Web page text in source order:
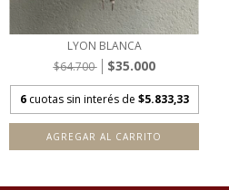
LYON BLANCA
$64.700
$35.000
6 cuotas sin interés de $5.833,33
AGREGAR AL CARRITO